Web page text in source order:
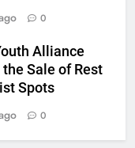
0
Alliance
Sale of Rest
Spots
0